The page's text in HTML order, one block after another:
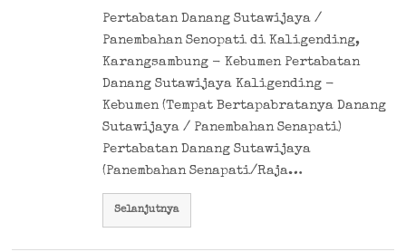
Pertabatan Danang Sutawijaya /
Panembahan Senopati di Kaligending,
Karangsambung - Kebumen Pertabatan
Danang Sutawijaya Kaligending -
Kebumen (Tempat Bertapabratanya Danang
Sutawijaya / Panembahan Senapati)
Pertabatan Danang Sutawijaya
(Panembahan Senapati/Raja…
Selanjutnya